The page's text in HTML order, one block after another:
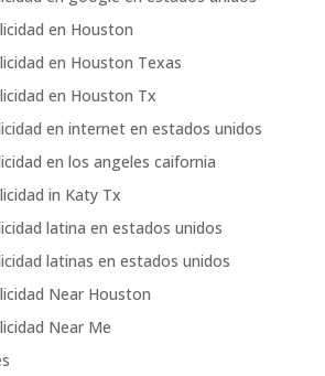
en Houston
en Houston Texas
en Houston Tx
en internet en estados unidos
en los angeles caifornia
in Katy Tx
latina en estados unidos
latinas en estados unidos
Near Houston
Near Me